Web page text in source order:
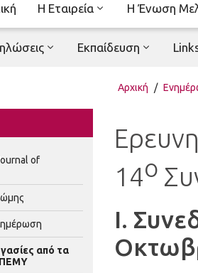
Η Εταιρεία Η Ένωση
Εκπαίδευση
Αρχική /
of
από τα
14ο
Ι.